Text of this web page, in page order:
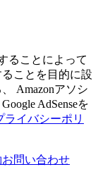
ることによって
ことを目的に設
Amazonアソシ
AdSenseを
ライバシーポリ
お問い合わせ